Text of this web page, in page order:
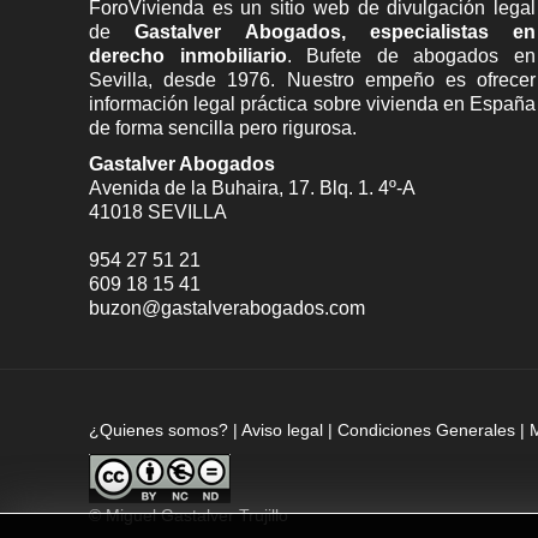
ForoVivienda es un sitio web de divulgación legal
deGastalver Abogados, especialistas en
derecho inmobiliario. Bufete deabogados en
Sevilla, desde 1976. Nuestro empeño es ofrecer
información legal práctica sobre vivienda en España
de forma sencilla pero rigurosa.
Gastalver Abogados
Avenida de la Buhaira, 17. Blq. 1. 4º-A
41018 SEVILLA
954 27 51 21
609 18 15 41
buzon@gastalverabogados.com
¿Quienes somos? | Aviso legal | Condiciones Generales |
©Miguel Gastalver Trujillo